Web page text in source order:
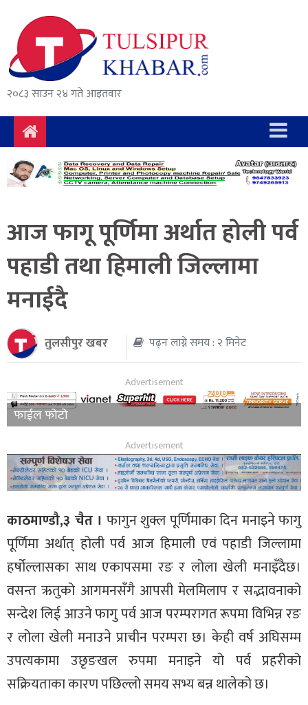
२०८३ साउन २४ गते आइतवार
समाचार
राजनीति
सुरक्षा/
अपराध
दुर्घटना
विचार
अर्थ
संवाद
मनोरञ्जन
थप
आज फागू पूर्णिमा अर्थात होली पर्व
पहाडी तथा हिमाली जिल्लामा
मनाईदै
तुलसीपुर खबर पढ्न लाग्ने समय : २ मिनेट
फाईल फोटो
काठमाण्डौ,३ चैत । फागुन शुक्ल पूर्णिमाका दिन मनाइने फागु
पूर्णिमा अर्थात् होली पर्व आज हिमाली एवं पहाडी जिल्लामा
हर्षोल्लासका साथ एकापसमा रङ र लोला खेली मनाइँदैछ।
वसन्त ऋतुको आगमनसँगै आपसी मेलमिलाप र सद्भावनाको
सन्देश लिई आउने फागु पर्व आज परम्परागत रूपमा विभिन्न रङ
र लोला खेली मनाउने प्राचीन परम्परा छ। केही वर्ष अघिसम्म
उपत्यकामा उछृङखल रुपमा मनाइने यो पर्व प्रहरीको
सक्रियताका कारण पछिल्लो समय सभ्य बन्न थालेको छ।